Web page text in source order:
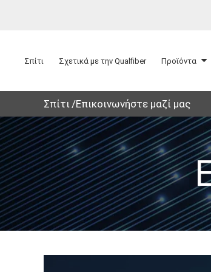
Σπίτι Σχετικά με την Qualfiber Προϊόντα
Σπίτι Επικοινωνήστε μαζί μας